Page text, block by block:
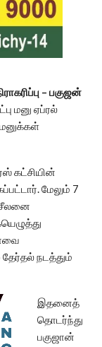
– பகுஜன்
மனு ஏப்ரல்
கட்சியின்
மேலும் 7
நடத்தும்
இதனைத்
தொடர்ந்து
பகுஜான்